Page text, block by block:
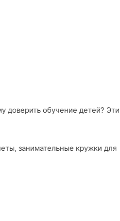
доверить обучение детей? Эти
занимательные кружки для